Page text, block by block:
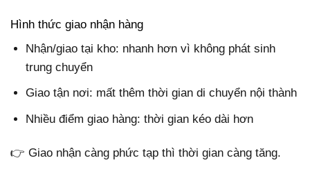
Hình thức giao nhận hàng
Nhận/giao tại kho: nhanh hơn vì không phát sinh
trung chuyển
Giao tận nơi: mất thêm thời gian di chuyển nội thành
Nhiều điểm giao hàng: thời gian kéo dài hơn
👉 Giao nhận càng phức tạp thì thời gian càng tăng.